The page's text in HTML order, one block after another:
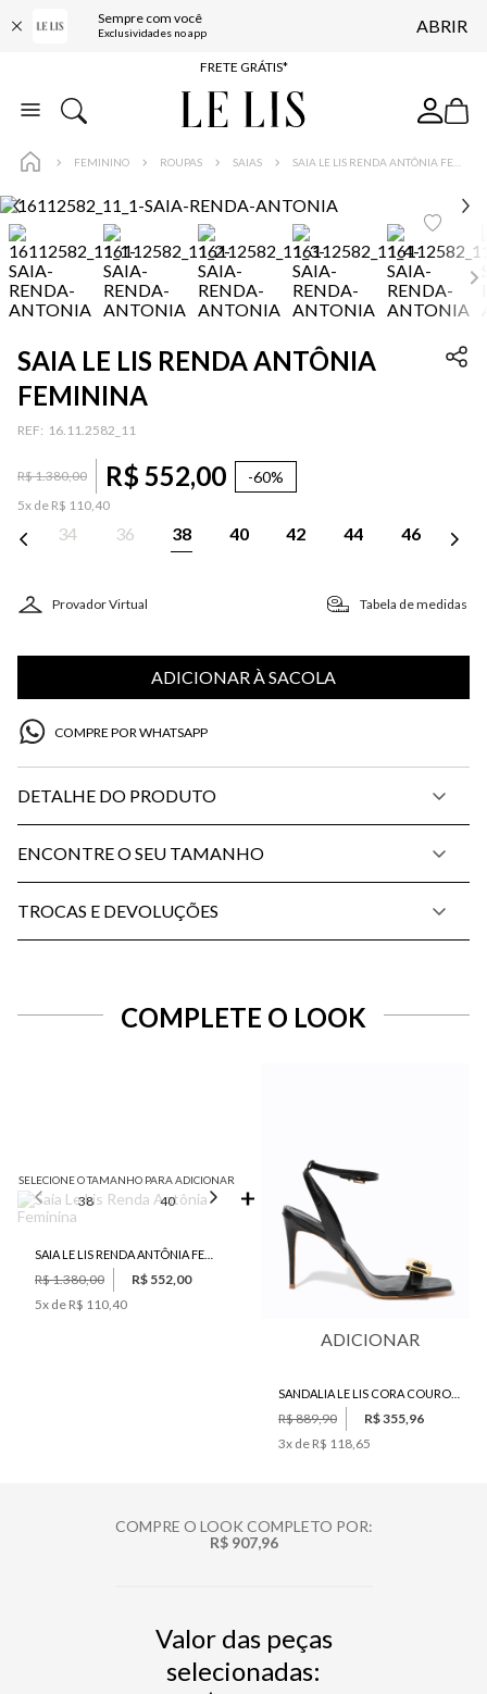
Sempre com você
Exclusividades no app ABRIR
ENTREGA EXPRESSA*
FRETE GRÁTIS*
BAIXE O APP
FEMININO ROUPAS SAIAS
SAIA LE LIS RENDA ANTÔNIA
FEMININA
: 16.11.2582_11
R$1.380,00 R$ 552,00 -60%
5x de R$ 110,40
34 36 38 40 42 44 46
Provador Virtual Tabela de medidas
ADICIONAR À SACOLA
COMPRE POR WHATSAPP
DETALHE DO PRODUTO
ENCONTRE O SEU TAMANHO
TROCAS E DEVOLUÇÕES
COMPLETE O LOOK
SELECIONE O TAMANHO PARA ADICIONAR
38 40 42 44
R$ 1.380,00
R$ 552,00
5x de R$ 110,40
ADICIONAR
R$ 889,90
R$ 355,96
3x de R$ 118,65
COMPRE O LOOK COMPLETO POR:
R$ 907,96
Valor das peças
selecionadas: